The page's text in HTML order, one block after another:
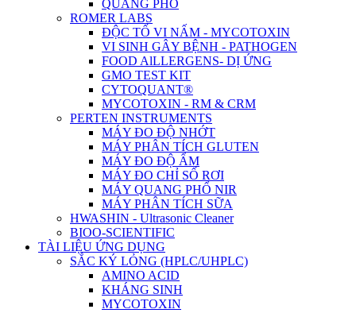
QUANG PHỔ
ROMER LABS
ĐỘC TỐ VI NẤM - MYCOTOXIN
VI SINH GÂY BỆNH - PATHOGEN
FOOD AlLLERGENS- DỊ ỨNG
GMO TEST KIT
CYTOQUANT®
MYCOTOXIN - RM & CRM
PERTEN INSTRUMENTS
MÁY ĐO ĐỘ NHỚT
MÁY PHÂN TÍCH GLUTEN
MÁY ĐO ĐỘ ẨM
MÁY ĐO CHỈ SỐ RƠI
MÁY QUANG PHỔ NIR
MÁY PHÂN TÍCH SỮA
HWASHIN - Ultrasonic Cleaner
BIOO-SCIENTIFIC
TÀI LIỆU ỨNG DỤNG
SẮC KÝ LỎNG (HPLC/UHPLC)
AMINO ACID
KHÁNG SINH
MYCOTOXIN